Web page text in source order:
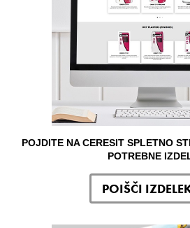
POJDITE NA CERESIT SPLETNO
POTREBNE
POIŠČI